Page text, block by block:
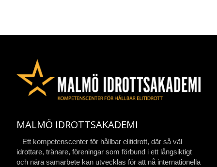
MALMÖ IDROTTSAKADEMI
– Ett kompetenscenter för hållbar elitidrott, där så väl
idrottare, tränare, föreningar som förbund i ett långsiktigt
och nära samarbete kan utvecklas för att nå internationella